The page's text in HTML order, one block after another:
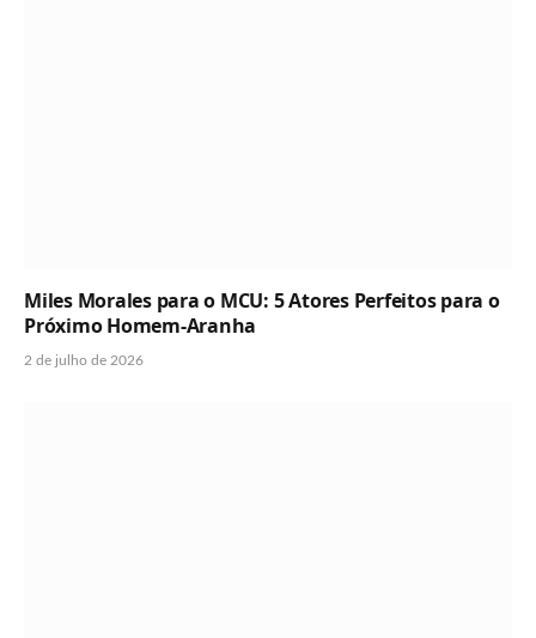
Miles Morales para o MCU: 5 Atores Perfeitos para o
Próximo Homem-Aranha
2 de julho de 2026